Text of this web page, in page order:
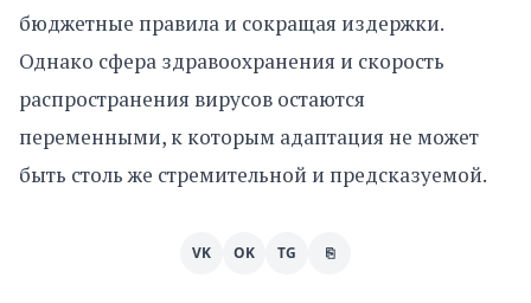
бюджетные правила и сокращая издержки.
Однако сфера здравоохранения и скорость
распространения вирусов остаются
переменными, к которым адаптация не может
быть столь же стремительной и предсказуемой.
VK OK TG ⎘